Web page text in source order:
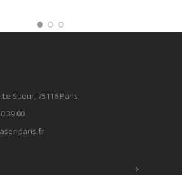
Le Sueur, 75116 Paris
39 00
paris.fr